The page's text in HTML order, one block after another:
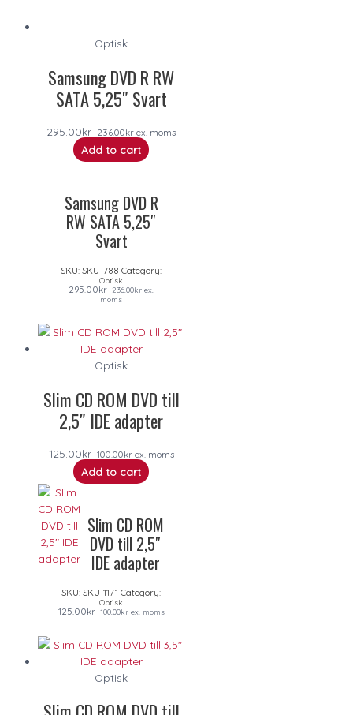
Optisk
Samsung DVD R RW
SATA 5,25″ Svart
295.00kr 236.00kr ex. moms
Add to cart
Samsung DVD R
RW SATA 5,25″
Svart
SKU: SKU-788 Category:
Optisk
295.00kr 236.00kr ex.
moms
Optisk
Slim CD ROM DVD till
2,5″ IDE adapter
125.00kr 100.00krex. moms
Add to cart
Slim CD ROM
DVD till 2,5″
IDE adapter
SKU: SKU-1171 Category:
Optisk
125.00kr 100.00krex. moms
Optisk